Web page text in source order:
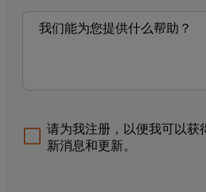
请为我注册，以便我可以
新消息和更新。